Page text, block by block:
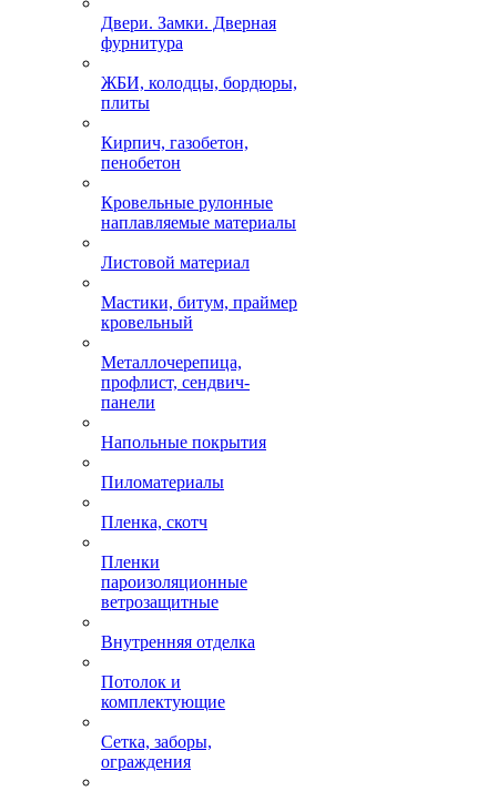
Двери. Замки. Дверная
фурнитура
ЖБИ, колодцы, бордюры,
плиты
Кирпич, газобетон,
пенобетон
Кровельные рулонные
наплавляемые материалы
Листовой материал
Мастики, битум, праймер
кровельный
Металлочерепица,
профлист, сендвич-
панели
Напольные покрытия
Пиломатериалы
Пленка, скотч
Пленки
пароизоляционные
ветрозащитные
Внутренняя отделка
Потолок и
комплектующие
Сетка, заборы,
ограждения